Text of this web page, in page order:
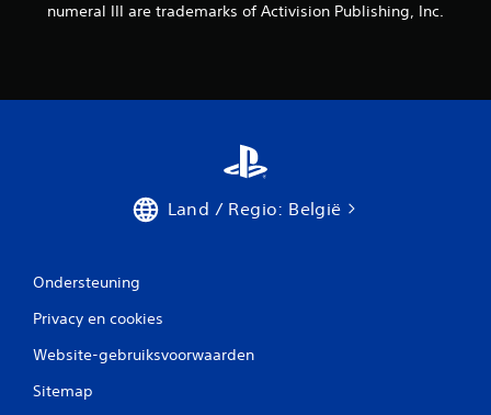
numeral III are trademarks of Activision Publishing, Inc.
Land / Regio: België
Ondersteuning
Privacy en cookies
Website-gebruiksvoorwaarden
Sitemap